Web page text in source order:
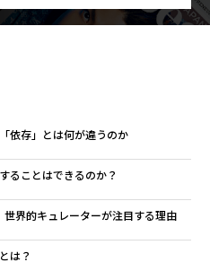
依存」とは何が違うのか
ることはできるのか？
界的キュレーターが注目する理由
は？